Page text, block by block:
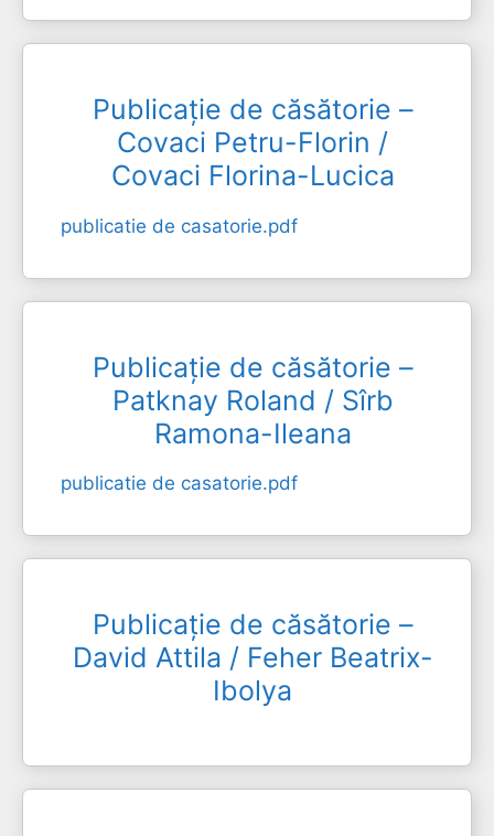
Publicație de căsătorie –
Covaci Petru-Florin /
Covaci Florina-Lucica
publicatie de casatorie.pdf
Publicație de căsătorie –
Patknay Roland / Sîrb
Ramona-Ileana
publicatie de casatorie.pdf
Publicație de căsătorie –
David Attila / Feher Beatrix-
Ibolya